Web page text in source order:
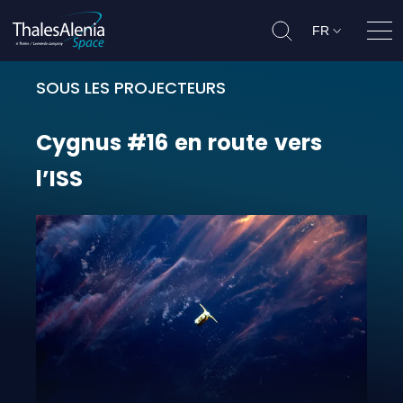
FR
SOUS LES PROJECTEURS
Cygnus #16 en route vers l’ISS
Cygnus #16 en route vers
l’ISS